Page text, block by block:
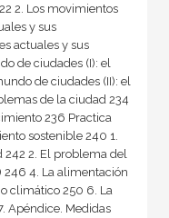
2. Los movimientos
y sus
actuales y sus
de ciudades (I): el
de ciudades (II): el
de la ciudad 234
236 Practica
sostenible 240 1.
242 2. El problema del
246 4. La alimentación
climático 250 6. La
Apéndice. Medidas